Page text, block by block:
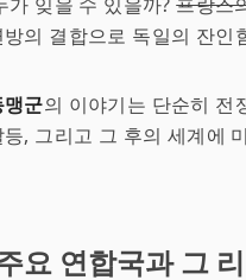
방의 결합으로 독일의 잔
맹군의 이야기는 단순히 전
, 그리고 그 후의 세계에
요 연합국과 그